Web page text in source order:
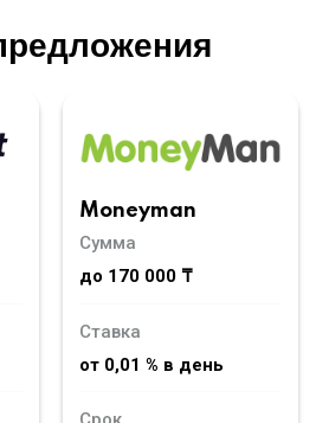
Moneyman
Сумма
до 170 000 ₸
Ставка
от 0,01 % в день